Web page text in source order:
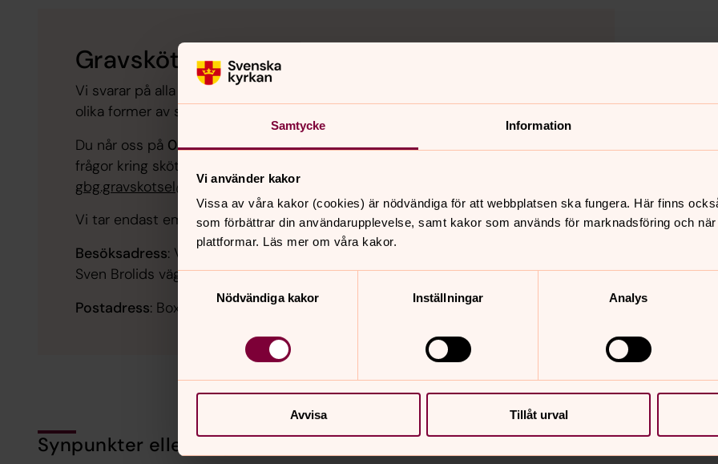
Samtycke Information
Vi använder kakor
Vissa av våra kakor (cookies) är nödvändiga för att webbplatsen ska fungera. Här finns
som förbättrar din användarupplevelse, samt kakor som används för marknadsföring och
plattformar. Läs mer om våra kakor.
Samtyckesval
Nödvändiga kakor
Inställningar Analys
Avvisa Tillåt urval
Gravskötselexpeditionen
Vi svarar på alla frågor om skötsel av gravar, utbud/sortiment av växter samt
olika former av skötselavtal.
Du når oss på 031-731 80 80vardagar kl. 9-12 och 13-15
frågor kring skötsel. Du kan också skicka e-post till
gbg.gravskotsel@svenskakyrkan.se
Vi tar endast emot avtalade besök.
Besöksadress: Västra kyrkogården,
Sven Brolids väg 35, 414 73 Göteborg
Postadress: Box 1526, 401 50 Göteborg
Synpunkter eller frågor på sidans innehåll?